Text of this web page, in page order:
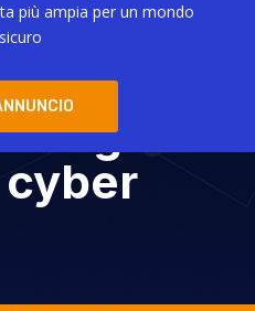
più ampia per un mondo
e
agli